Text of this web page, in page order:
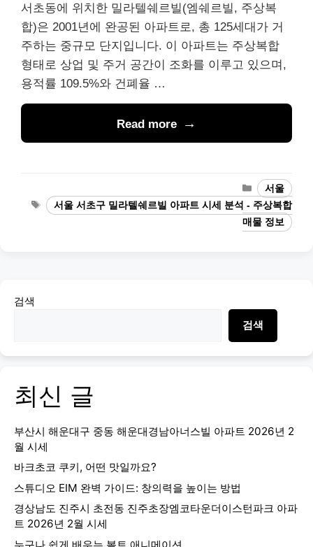
서초동에 위치한 밀라텔쉐르빌(엠쉐르빌, 주상복
합)은 2001년에 완공된 아파트로, 총 125세대가 거
주하는 중규모 단지입니다. 이 아파트는 주상복합
형태로 상업 및 주거 공간이 조화를 이루고 있으며,
용적률 109.5%와 건폐율 …
Read more
Categories
서울
Tags
서울 서초구 밀라텔쉐르빌 아파트 시세 분석 - 주상복합
매물 정보
검색
검색
최신 글
부산시 해운대구 중동 해운대경남아너스빌 아파트 2026년 2
월 시세
바크초코 쿠키, 어떤 맛일까요?
스튜디오 EIM 완벽 가이드: 창의력을 높이는 방법
경상남도 진주시 초전동 진주초장엠코타운더이스턴파크 아파
트 2026년 2월 시세